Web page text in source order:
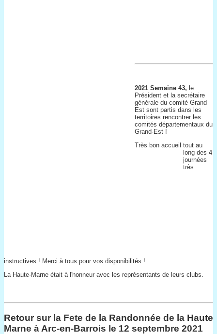
2021 Semaine 43, le
Président et la secrétaire
générale du comité Grand
Est sont partis dans les
territoires rencontrer les
comités départementaux du
Grand-Est !
Très bon accueil tout au
long des 4
journées
très
instructives ! Merci à tous pour vos disponibilités !
La Haute-Marne était à l'honneur avec les représentants de leurs clubs.
Retour sur la Fete de la Randonnée de la Haute
Marne à Arc-en-Barrois le 12 septembre 2021